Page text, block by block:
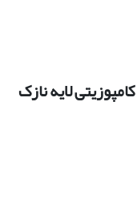
لایه نازک